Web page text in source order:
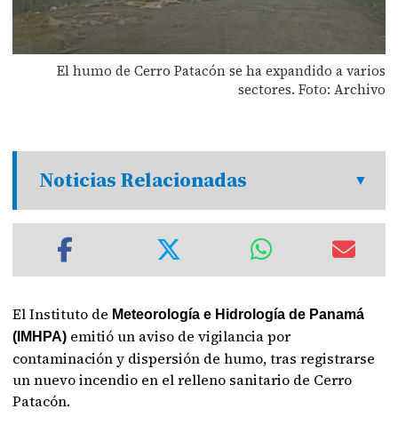
El humo de Cerro Patacón se ha expandido a varios
sectores. Foto: Archivo
Noticias Relacionadas
El Instituto de Meteorología e Hidrología de Panamá
(IMHPA) emitió un aviso de vigilancia por
contaminación y dispersión de humo, tras registrarse
un nuevo incendio en el relleno sanitario de Cerro
Patacón.